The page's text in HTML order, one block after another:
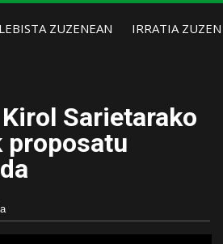
ZUZENEAN IRRATIA
Sarietarako
proposatu